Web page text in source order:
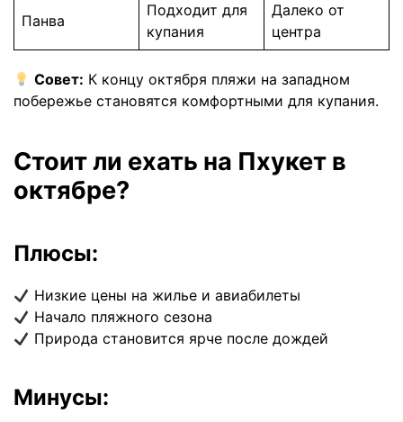
Панва
Подходит для
купания
Далеко от
центра
Совет: К концу октября пляжи на западном
побережье становятся комфортными для купания.
Стоит ли ехать на Пхукет в
октябре?
Плюсы:
Низкие цены на жилье и авиабилеты
Начало пляжного сезона
Природа становится ярче после дождей
Минусы: